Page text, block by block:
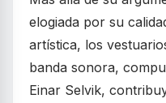
elogiada por su
artística, los
banda sonora,
Einar Selvik,